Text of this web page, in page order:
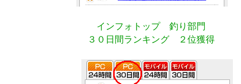
インフォトップ 釣り部門
３０日間ランキング ２位獲得